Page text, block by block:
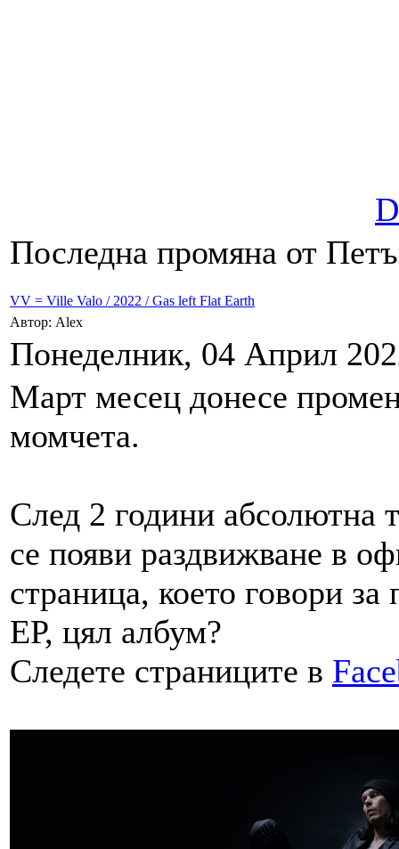
Последна промяна от
VV = Ville Valo / 2022 / Gas left Flat Earth
Автор: Alex
Понеделник, 04 Април
Март месец донесе
момчета.
След 2 години абсолютна
се появи раздвижване в
страница, което говори
ЕР, цял албум?
Следете страниците в